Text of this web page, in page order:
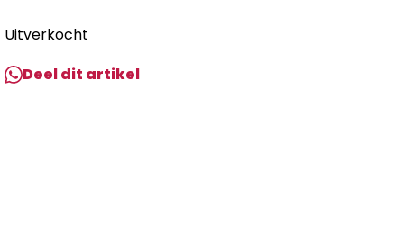
Uitverkocht
Deel dit artikel